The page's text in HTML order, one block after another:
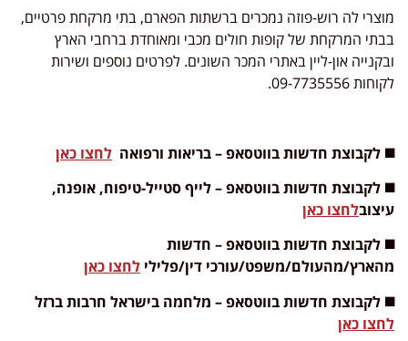
מוצרי לה רוש-פוזה נמכרים ברשתות הפארם, בתי מרקחת פרטיים,
בבתי המרקחת של קופות חולים מכבי ומאוחדת ברחבי הארץ
ובקנייה און-ליין באתרי המכר השונים. לפרטים נוספים ושירות
לקוחות 09-7735556.
◼️ לקבוצת חדשות בווטסאפ – בריאות ורפואה לחצו כאן
◼️ לקבוצת חדשות בווטסאפ – לייף סטייל-טיפוח, אופנה,
עיצובלחצו כאן
◼️ לקבוצת חדשות בווטסאפ – חדשות
מהארץ/מהעולם/משפט/עורכי דין/פלילי לחצו כאן
◼️ לקבוצת חדשות בווטסאפ – מלחמה בישראל חרבות ברזל
לחצו כאן